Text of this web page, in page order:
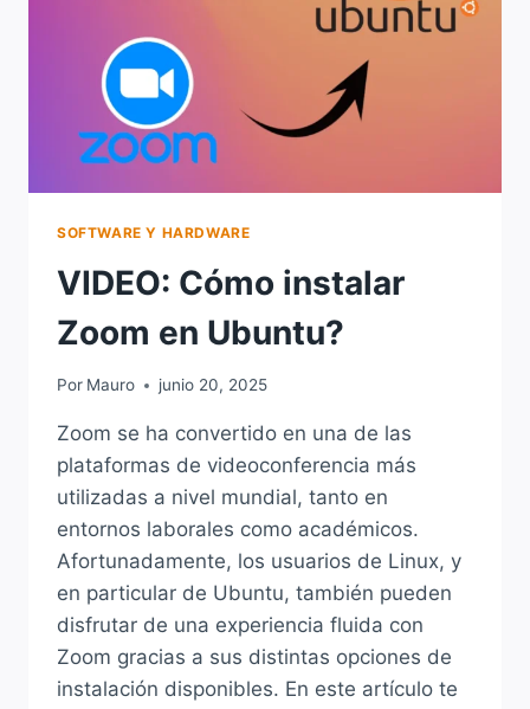
SOFTWARE Y HARDWARE
VIDEO: Cómo instalar
Zoom en Ubuntu?
Por Mauro junio 20, 2025
Zoom se ha convertido en una de las
plataformas de videoconferencia más
utilizadas a nivel mundial, tanto en
entornos laborales como académicos.
Afortunadamente, los usuarios de Linux, y
en particular de Ubuntu, también pueden
disfrutar de una experiencia fluida con
Zoom gracias a sus distintas opciones de
instalación disponibles. En este artículo te